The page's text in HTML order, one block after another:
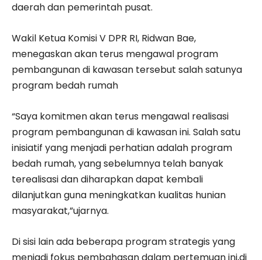
daerah dan pemerintah pusat.
Wakil Ketua Komisi V DPR RI, Ridwan Bae,
menegaskan akan terus mengawal program
pembangunan di kawasan tersebut salah satunya
program bedah rumah
“Saya komitmen akan terus mengawal realisasi
program pembangunan di kawasan ini. Salah satu
inisiatif yang menjadi perhatian adalah program
bedah rumah, yang sebelumnya telah banyak
terealisasi dan diharapkan dapat kembali
dilanjutkan guna meningkatkan kualitas hunian
masyarakat,”ujarnya.
Di sisi lain ada beberapa program strategis yang